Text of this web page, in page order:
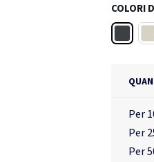
pronta
base al
Senza
COLORI
Per
Per
Per